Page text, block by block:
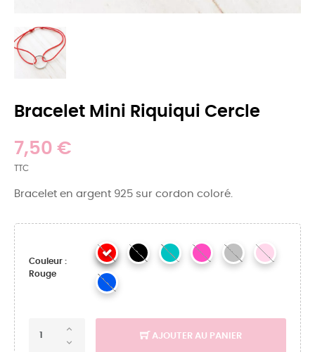
Bracelet Mini Riquiqui Cercle
7,50 €
TTC
Bracelet en argent 925 sur cordon coloré.
Couleur :
Rouge
AJOUTER AU PANIER